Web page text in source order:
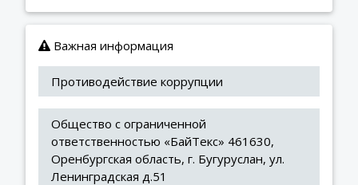
Важная информация
Противодействие коррупции
Общество с ограниченной
ответственностью «БайТекс» 461630,
Оренбургская область, г. Бугуруслан, ул.
Ленинградская д.51